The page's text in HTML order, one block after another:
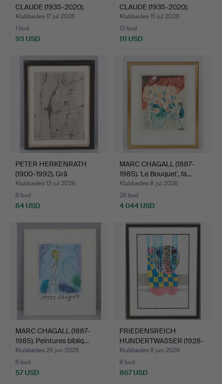
CLAUDE (1935-2020).
EFTER…
Klubbades 17 jul 2026
1 bud
93 USD
CLAUDE (1935-2020).
EFTER…
Klubbades 15 jul 2026
13 bud
111 USD
PETER HERKENRATH
(1900-1992). Grå
komposit…
Klubbades 13 jul 2026
6 bud
64 USD
MARC CHAGALL (1887-
1985). 'Le Bouquet', fä…
Klubbades 8 jul 2026
26 bud
4 044 USD
MARC CHAGALL (1887-
1985). Peintures bibliq…
Klubbades 25 jun 2026
6 bud
57 USD
FRIEDENSREICH
HUNDERTWASSER (1928-
2000). D…
Klubbades 8 jun 2026
9 bud
867 USD